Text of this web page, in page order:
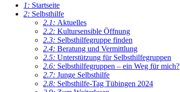
1: Startseite
2: Selbsthilfe
2.1: Aktuelles
2.2: Kultursensible Öffnung
2.3: Selbsthilfegruppe finden
2.4: Beratung und Vermittlung
2.5: Unterstützung für Selbsthilfegruppen
2.6: Selbsthilfegruppen – ein Weg für mich?
2.7: Junge Selbsthilfe
2.8: Selbsthilfe-Tag Tübingen 2024